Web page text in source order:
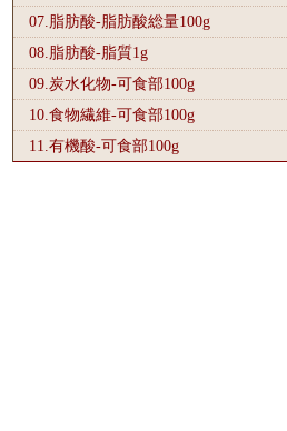
07.脂肪酸-脂肪酸総量100g
08.脂肪酸-脂質1g
09.炭水化物-可食部100g
10.食物繊維-可食部100g
11.有機酸-可食部100g